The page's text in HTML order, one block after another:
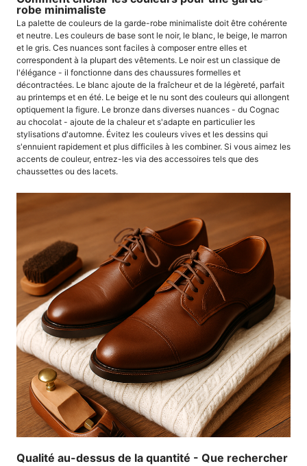
robe minimaliste
La palette de couleurs de la garde-robe minimaliste doit être cohérente
et neutre. Les couleurs de base sont le noir, le blanc, le beige, le marron
et le gris. Ces nuances sont faciles à composer entre elles et
correspondent à la plupart des vêtements. Le noir est un classique de
l'élégance - il fonctionne dans des chaussures formelles et
décontractées. Le blanc ajoute de la fraîcheur et de la légèreté, parfait
au printemps et en été. Le beige et le nu sont des couleurs qui allongent
optiquement la figure. Le bronze dans diverses nuances - du Cognac
au chocolat - ajoute de la chaleur et s'adapte en particulier les
stylisations d'automne. Évitez les couleurs vives et les dessins qui
s'ennuient rapidement et plus difficiles à les combiner. Si vous aimez les
accents de couleur, entrez-les via des accessoires tels que des
chaussettes ou des lacets.
Qualité au-dessus de la quantité - Que rechercher